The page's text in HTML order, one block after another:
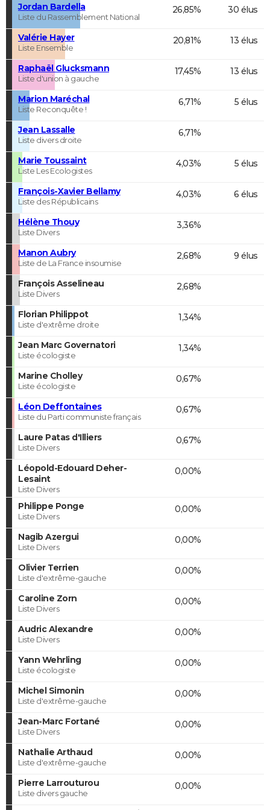
Jordan Bardella
Liste du Rassemblement National
26,85% 30 élus
Valérie Hayer
Liste Ensemble
20,81% 13 élus
Raphaël Glucksmann
Liste d'union à gauche
17,45% 13 élus
Marion Maréchal
Liste Reconquête !
6,71% 5 élus
Jean Lassalle
Liste divers droite
6,71%
Marie Toussaint
Liste Les Ecologistes
4,03% 5 élus
François-Xavier Bellamy
Liste des Républicains
4,03% 6 élus
Hélène Thouy
Liste Divers
3,36%
Manon Aubry
Liste de La France insoumise
2,68% 9 élus
François Asselineau
Liste Divers
2,68%
Florian Philippot
Liste d'extrême droite
1,34%
Jean Marc Governatori
Liste écologiste
1,34%
Marine Cholley
Liste écologiste
0,67%
Léon Deffontaines
Liste du Parti communiste français
0,67%
Laure Patas d'Illiers
Liste Divers
0,67%
Léopold-Edouard Deher-
Lesaint
Liste Divers
0,00%
Philippe Ponge
Liste Divers
0,00%
Nagib Azergui
Liste Divers
0,00%
Olivier Terrien
Liste d'extrême-gauche
0,00%
Caroline Zorn
Liste Divers
0,00%
Audric Alexandre
Liste Divers
0,00%
Yann Wehrling
Liste écologiste
0,00%
Michel Simonin
Liste d'extrême-gauche
0,00%
Jean-Marc Fortané
Liste Divers
0,00%
Nathalie Arthaud
Liste d'extrême-gauche
0,00%
Pierre Larrouturou
Liste divers gauche
0,00%